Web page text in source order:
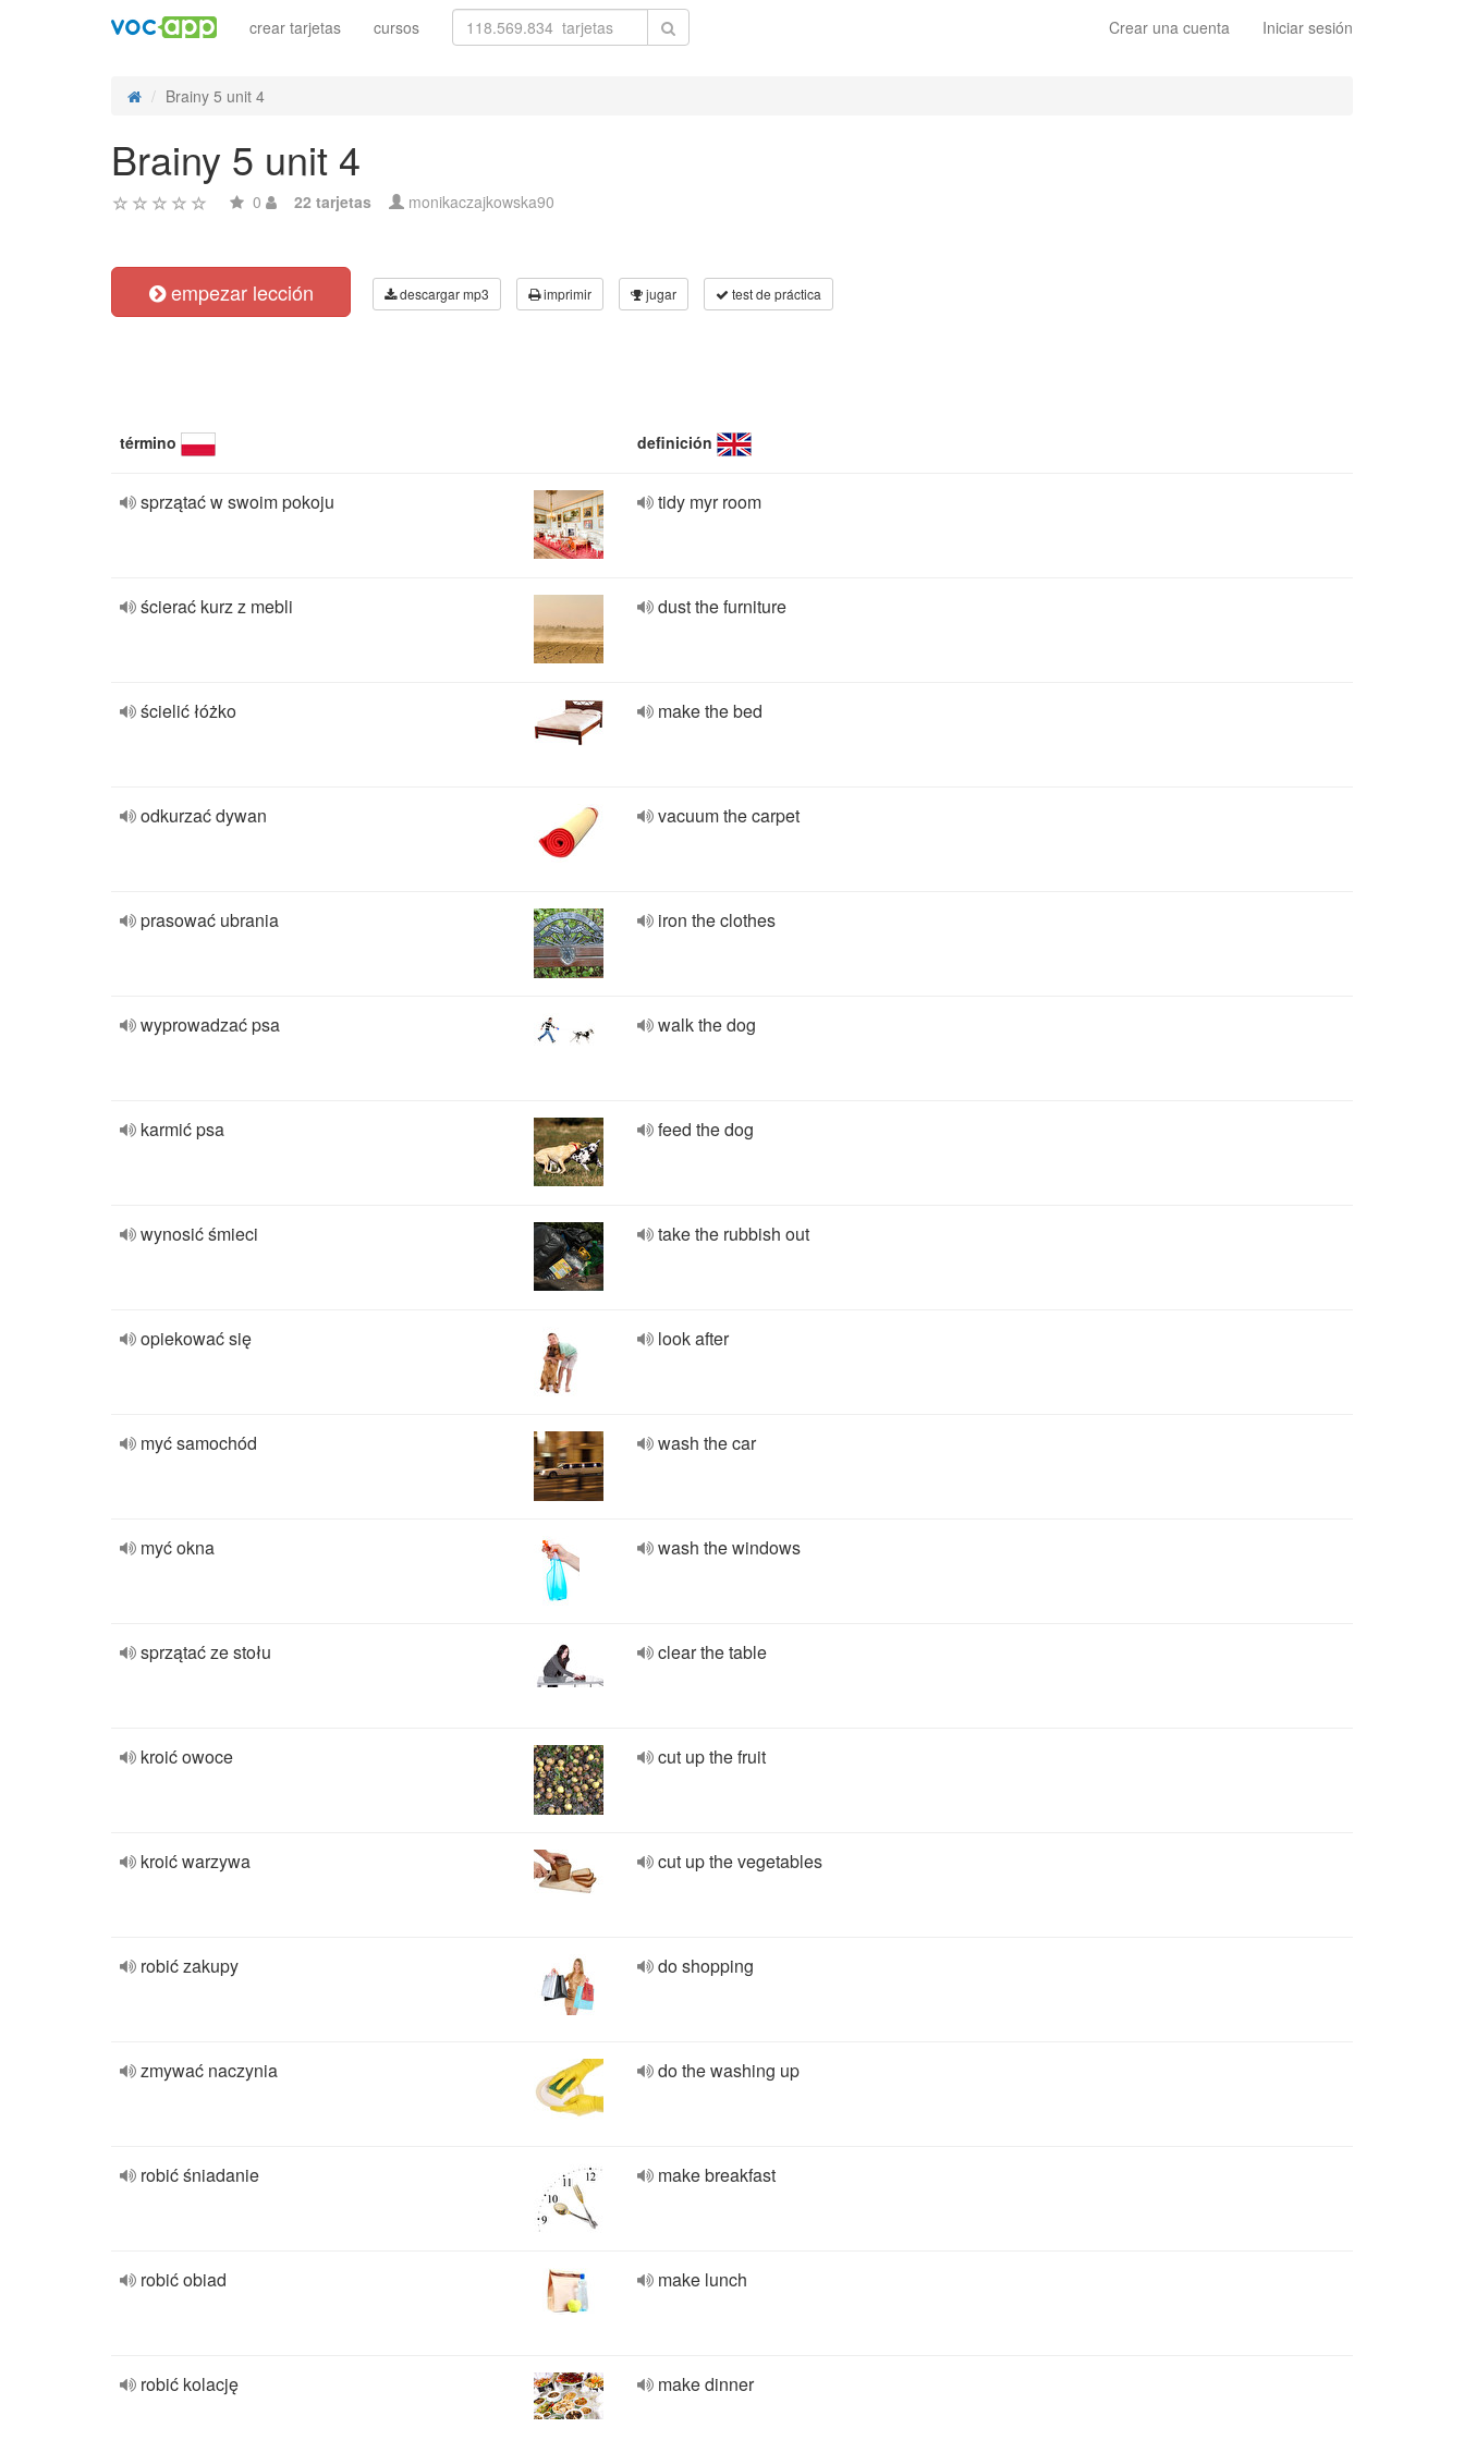
Crear una cuenta Iniciar sesión
crear tarjetas cursos
Brainy 5 unit 4
Brainy 5 unit 4
0 22 tarjetas monikaczajkowska90
empezar lección descargar mp3 imprimir jugar test de práctica
término definición
sprzątać w swoim pokoju tidy myr room
ścierać kurz z mebli dust the furniture
ścielić łóżko make the bed
odkurzać dywan vacuum the carpet
prasować ubrania iron the clothes
wyprowadzać psa walk the dog
karmić psa feed the dog
wynosić śmieci take the rubbish out
opiekować się look after
myć samochód wash the car
myć okna wash the windows
sprzątać ze stołu clear the table
kroić owoce cut up the fruit
kroić warzywa cut up the vegetables
robić zakupy do shopping
zmywać naczynia do the washing up
robić śniadanie make breakfast
robić obiad make lunch
robić kolację make dinner